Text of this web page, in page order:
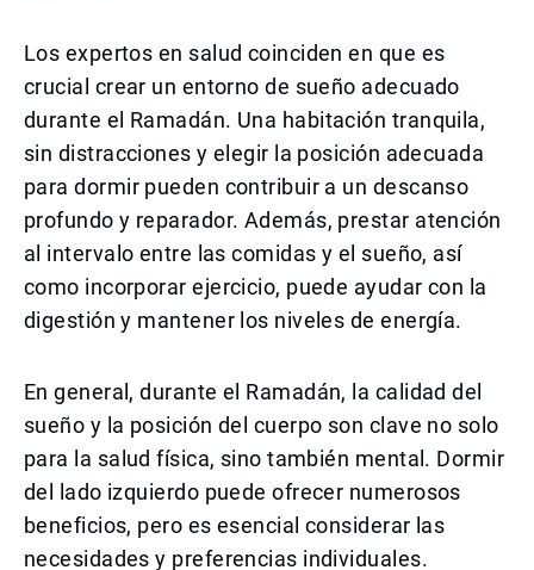
Los expertos en salud coinciden en que es
crucial crear un entorno de sueño adecuado
durante el Ramadán. Una habitación tranquila,
sin distracciones y elegir la posición adecuada
para dormir pueden contribuir a un descanso
profundo y reparador. Además, prestar atención
al intervalo entre las comidas y el sueño, así
como incorporar ejercicio, puede ayudar con la
digestión y mantener los niveles de energía.
En general, durante el Ramadán, la calidad del
sueño y la posición del cuerpo son clave no solo
para la salud física, sino también mental. Dormir
del lado izquierdo puede ofrecer numerosos
beneficios, pero es esencial considerar las
necesidades y preferencias individuales.